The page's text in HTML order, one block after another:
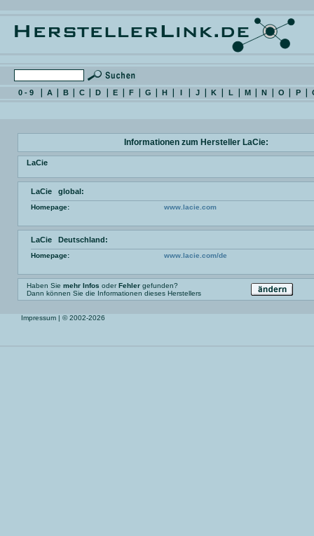
0 - 9 A B C D E F G H I J K L M N O P
Informationen zum Hersteller LaCie:
LaCie
LaCie global:
Homepage: www.lacie.com
LaCie Deutschland:
Homepage: www.lacie.com/de
Haben Sie mehr Infos oderFehler gefunden?
Dann können Sie die Informationen dieses Herstellers
Impressum | © 2002-2026